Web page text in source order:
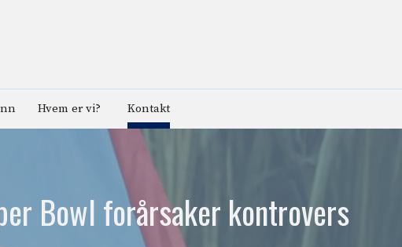
Hvem er vi? Kontakt
Bowl forårsaker kontrovers